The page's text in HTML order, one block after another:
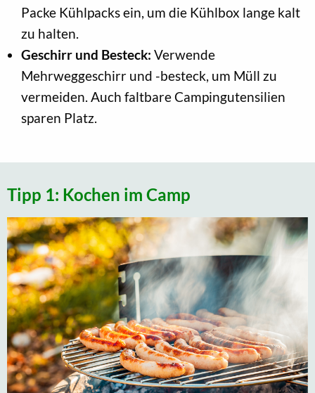
Packe Kühlpacks ein, um die Kühlbox lange kalt
zu halten.
Geschirr und Besteck: Verwende
Mehrweggeschirr und -besteck, um Müll zu
vermeiden. Auch faltbare Campingutensilien
sparen Platz.
Tipp 1: Kochen im Camp